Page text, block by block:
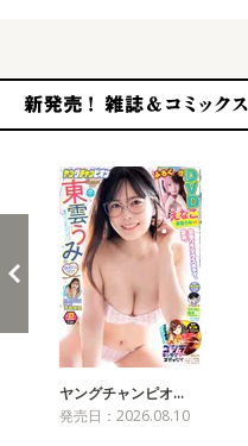
ヤングチャンピオ…
発売日：2026.08.10